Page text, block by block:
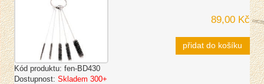
Kód produktu: fen-BD430
Dostupnost: Skladem 300+
89,00 Kč
přidat do košíku